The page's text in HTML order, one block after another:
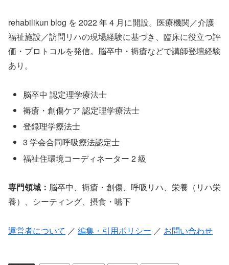
rehabilikun blog を 2022 年 4 月に開設。医療機関／介護
福祉施設／訪問リハの現場経験に基づき、臨床に役立つ評
価・プロトコルを発信。脳卒中・褥瘡などで講師登壇経験
あり。
脳卒中 認定理学療法士
褥瘡・創傷ケア 認定理学療法士
登録理学療法士
3 学会合同呼吸療法認定士
福祉住環境コーディネーター 2 級
専門領域： 脳卒中、褥瘡・創傷、呼吸リハ、栄養（リハ栄
養）、シーティング、摂食・嚥下
運営者について ／ 編集・引用ポリシー ／ お問い合わせ